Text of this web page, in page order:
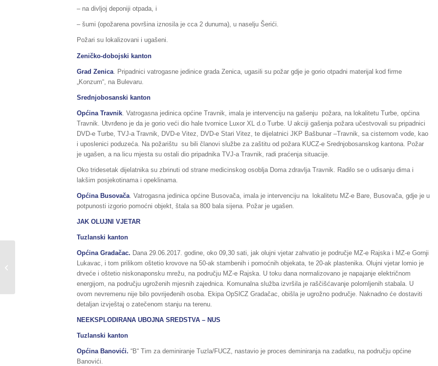
– na divljoj deponiji otpada, i
– šumi (opožarena površina iznosila je cca 2 dunuma), u naselju Šerići.
Požari su lokalizovani i ugašeni.
Zeničko-dobojski kanton
Grad Zenica . Pripadnici vatrogasne jedinice grada Zenica, ugasili su požar gdje je gorio otpadni materijal kod firme
„Konzum“, na Bulevaru.
Srednjobosanski kanton
Općina Travnik . Vatrogasna jedinica općine Travnik, imala je intervenciju na gašenju požara, na lokalitetu Turbe, općina
Travnik. Utvrđeno je da je gorio veći dio hale tvornice Luxor XL d.o Turbe. U akciji gašenja požara učestvovali su pripadnici
DVD-e Turbe, TVJ-a Travnik, DVD-e Vitez, DVD-e Stari Vitez, te dijelatnici JKP Bašbunar –Travnik, sa cisternom vode, kao
i uposlenici poduzeća. Na požarištu su bili članovi službe za zaštitu od požara KUCZ-e Srednjobosanskog kantona. Požar
je ugašen, a na licu mjesta su ostali dio pripadnika TVJ-a Travnik, radi praćenja situacije.
Oko tridesetak dijelatnika su zbrinuti od strane medicinskog osoblja Doma zdravlja Travnik. Radilo se o udisanju dima i
lakšim posjekotinama i opeklinama.
Općina Busovača . Vatrogasna jedinica općine Busovača, imala je intervenciju na lokalitetu MZ-e Bare, Busovača, gdje je u
potpunosti izgorio pomoćni objekt, štala sa 800 bala sijena. Požar je ugašen.
JAK OLUJNI VJETAR
Tuzlanski kanton
Općina Gradačac. Dana 29.06.2017. godine, oko 09,30 sati, jak olujni vjetar zahvatio je područje MZ-e Rajska i MZ-e Gornji
Lukavac, i tom prilikom oštetio krovove na 50-ak stambenih i pomoćnih objekata, te 20-ak plastenika. Olujni vjetar lomio je
drveće i oštetio niskonaponsku mrežu, na području MZ-e Rajska. U toku dana normalizovano je napajanje električnom
energijom, na području ugroženih mjesnih zajednica. Komunalna služba izvršila je raščišćavanje polomljenih stabala. U
ovom nevremenu nije bilo povrijeđenih osoba. Ekipa OpSlCZ Gradačac, obišla je ugrožno područje. Naknadno će dostaviti
detaljan izvještaj o zatečenom stanju na terenu.
NEEKSPLODIRANA UBOJNA SREDSTVA – NUS
Tuzlanski kanton
Općina Banovići. “B“ Tim za deminiranje Tuzla/FUCZ, nastavio je proces deminiranja na zadatku, na području općine
Banovići.
Sažetak Redovnog izvještaja o stanju
u Federaciji BiH, za dane